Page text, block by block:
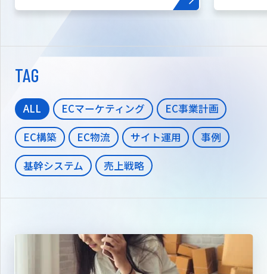
TAG
ALL ECマーケティング
EC事業計画
EC構築
EC物流 サイト運用
事例
基幹システム
売上戦略